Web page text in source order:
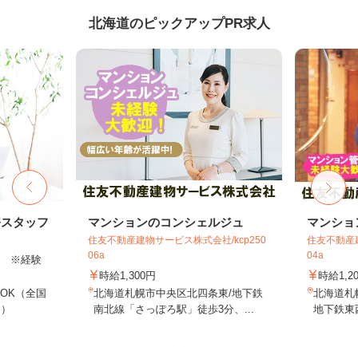
北海道のピックアップPR求人
タッフ
※経験
（全国
マンションのコンシェルジュ
住友不動産建物サービス株式会社/kcp250
06a
時給1,300円
北海道札幌市中央区北四条東/地下鉄
南北線「さっぽろ駅」徒歩3分、...
マンシ
住友不動産
04a
時給
北海道札
地下鉄東